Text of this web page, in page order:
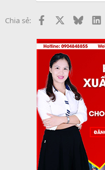
Chia sẻ: Facebook Bluesky